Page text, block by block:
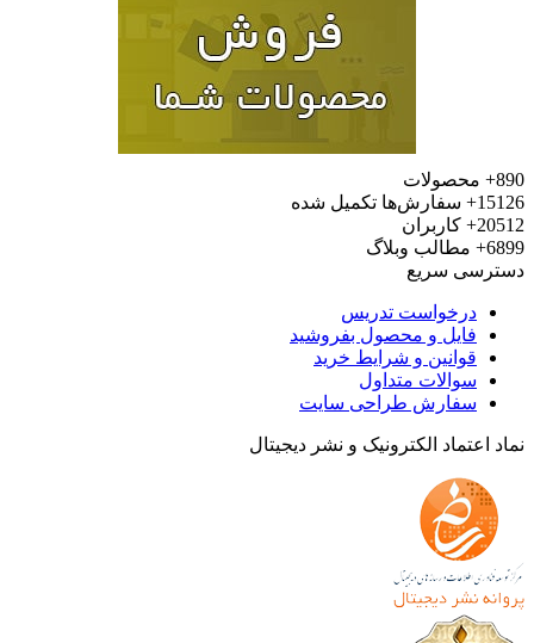
محصولات
سفارش‌ها تکمیل شده
کاربران
مطالب وبلاگ
سریع
درخواست تدریس
فایل و محصول بفروشید
قوانین و شرایط خرید
سوالات متداول
سفارش طراحی سایت
اعتماد الکترونیک و نشر دیجیتال